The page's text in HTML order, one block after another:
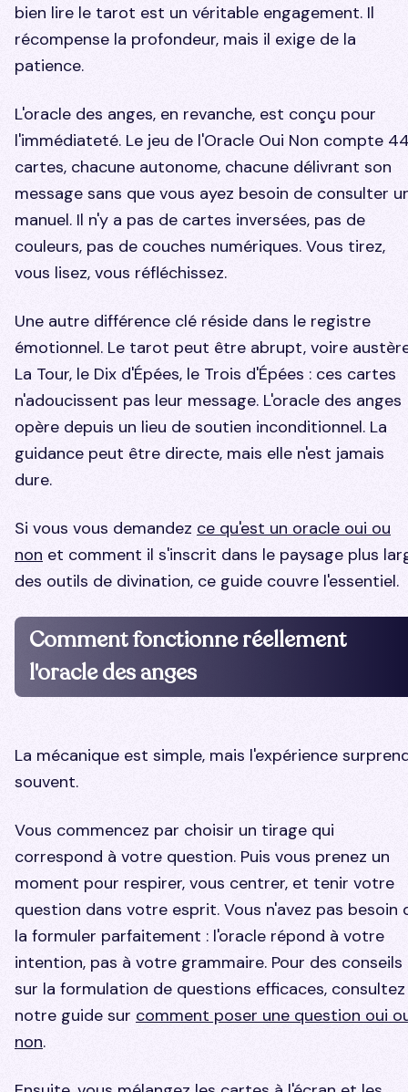
bien lire le tarot est un véritable engagement. Il
récompense la profondeur, mais il exige de la
patience.
L'oracle des anges, en revanche, est conçu pour
l'immédiateté. Le jeu de l'Oracle Oui Non compte
cartes, chacune autonome, chacune délivrant son
message sans que vous ayez besoin de consulter
manuel. Il n'y a pas de cartes inversées, pas de
couleurs, pas de couches numériques. Vous tirez,
vous lisez, vous réfléchissez.
Une autre différence clé réside dans le registre
émotionnel. Le tarot peut être abrupt, voire
La Tour, le Dix d'Épées, le Trois d'Épées : ces cartes
n'adoucissent pas leur message. L'oracle des anges
opère depuis un lieu de soutien inconditionnel. La
guidance peut être directe, mais elle n'est jamais
dure.
Si vous vous demandez ce qu'est un oracle oui ou
non et comment il s'inscrit dans le paysage plus
des outils de divination, ce guide couvre l'essentiel.
Comment fonctionne réellement
l'oracle des anges
La mécanique est simple, mais l'expérience
souvent.
Vous commencez par choisir un tirage qui
correspond à votre question. Puis vous prenez un
moment pour respirer, vous centrer, et tenir votre
question dans votre esprit. Vous n'avez pas besoin
la formuler parfaitement : l'oracle répond à votre
intention, pas à votre grammaire. Pour des conseils
sur la formulation de questions efficaces, consultez
notre guide sur comment poser une question oui
non.